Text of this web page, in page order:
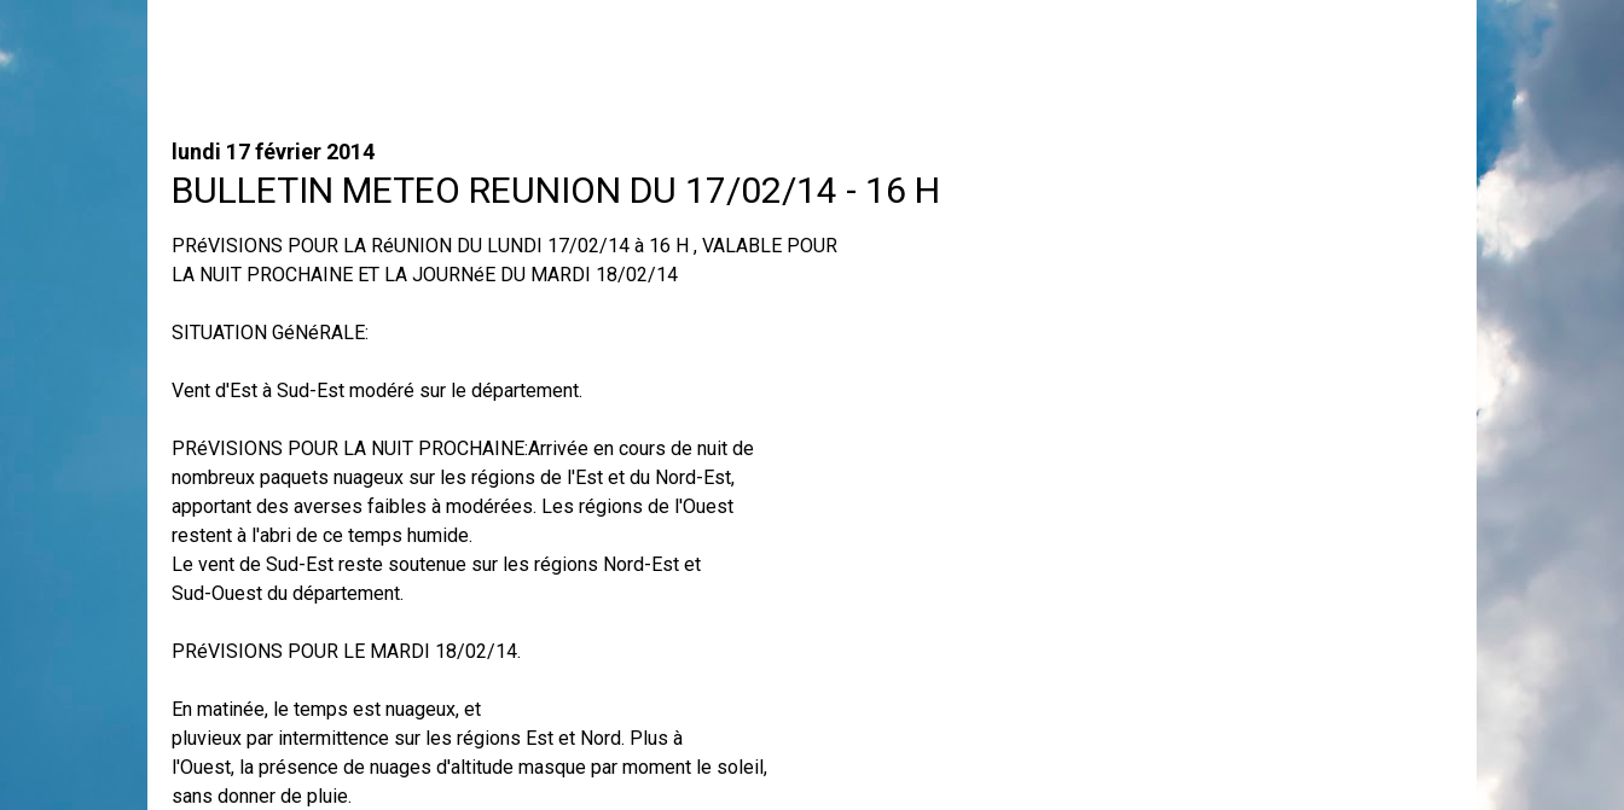
lundi 17 février 2014
BULLETIN METEO REUNION DU 17/02/14 - 16 H
PRéVISIONS POUR LA RéUNION DU LUNDI 17/02/14 à 16 H , VALABLE POUR
LA NUIT PROCHAINE ET LA JOURNéE DU MARDI 18/02/14
SITUATION GéNéRALE:
Vent d'Est à Sud-Est modéré sur le département.
PRéVISIONS POUR LA NUIT PROCHAINE:Arrivée en cours de nuit de
nombreux paquets nuageux sur les régions de l'Est et du Nord-Est,
apportant des averses faibles à modérées. Les régions de l'Ouest
restent à l'abri de ce temps humide.
Le vent de Sud-Est reste soutenue sur les régions Nord-Est et
Sud-Ouest du département.
PRéVISIONS POUR LE MARDI 18/02/14.
En matinée, le temps est nuageux, et
pluvieux par intermittence sur les régions Est et Nord. Plus à
l'Ouest, la présence de nuages d'altitude masque par moment le soleil,
sans donner de pluie.